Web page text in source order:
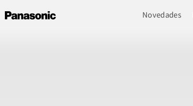
Novedades